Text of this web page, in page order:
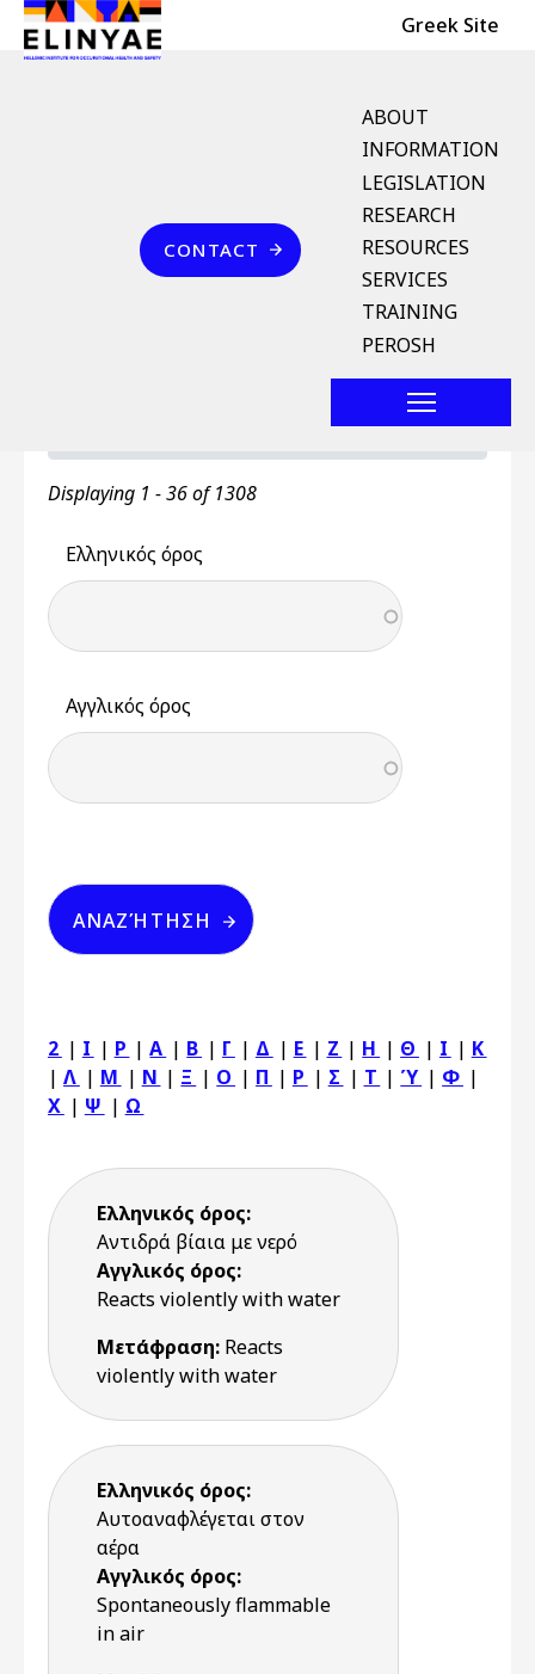
Skip to main content
Header Top Greek Site
English Menu
ABOUT
INFORMATION
LEGISLATION
RESEARCH
RESOURCES
SERVICES
TRAINING
PEROSH
Επικοινωνία
CONTACT
Breadcrumb
Ελληνοαγγλικό Λεξικό Όρων
Ελληνοαγγλικό Λεξικό
Ελληνοαγγλικό Λεξικό Όρων Toggle
Displaying 1 - 36 of 1308
Ελληνικός όρος
Αγγλικός όρος
2 | I | P |Α | Β | Γ | Δ | Ε | Ζ | Η | Θ | Ι | Κ
| Λ | Μ | Ν | Ξ | Ο | Π | Ρ | Σ | Τ | Ύ | Φ |
Χ | Ψ | Ω
Ελληνικός όρος:
Αντιδρά βίαια με νερό
Αγγλικός όρος:
Reacts violently with water
Μετάφραση: Reacts
violently with water
Ελληνικός όρος:
Αυτοαναφλέγεται στον
αέρα
Αγγλικός όρος:
Spontaneously flammable
in air